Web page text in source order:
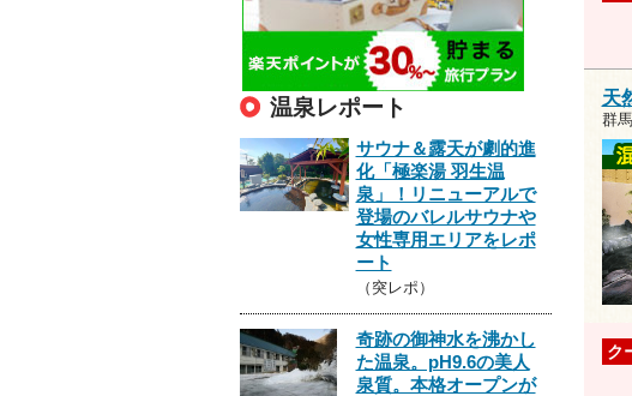
天
群
ク
温泉レポート
サウナ＆露天が劇的進
化「極楽湯 羽生温
泉」！リニューアルで
登場のバレルサウナや
女性専用エリアをレポ
ート
（突レポ）
奇跡の御神水を沸かし
た温泉。pH9.6の美人
泉質。本格オープンが